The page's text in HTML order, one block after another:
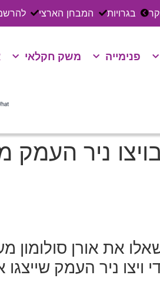
בגרויות המבחן הארצי
פנימייה משק חקלאי
ניר
את אורן סולומון
ויצו ניר העמק